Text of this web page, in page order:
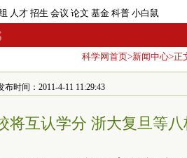
人才 招生 会议 论文 基金 科普 小白鼠
科学网首页>新闻中心>正
时间：2011-4-11 11:29:43
将互认学分 浙大复旦等